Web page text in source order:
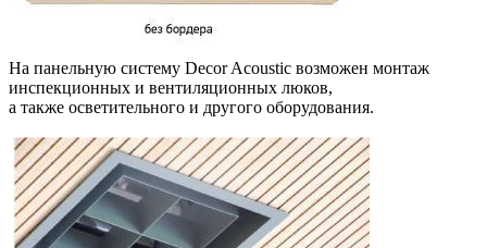
На панельную систему Decor Acoustic возможен монтаж
инспекционных и вентиляционных люков,
а также осветительного и другого оборудования.